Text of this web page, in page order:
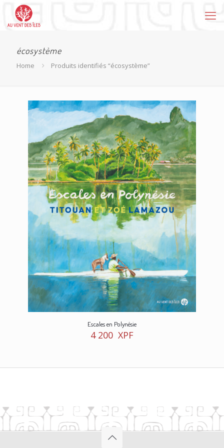
écosystème
Home Produits identifiés “écosystème”
Escales en Polynésie
4 200 XPF